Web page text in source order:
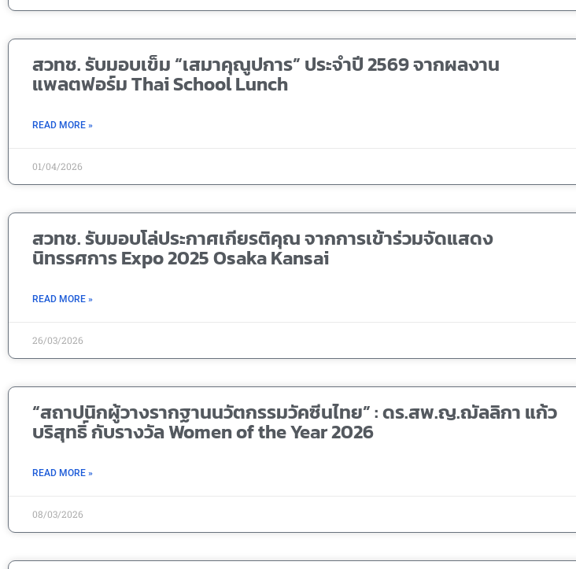
สวทช. รับมอบเข็ม “เสมาคุณูปการ” ประจำปี 2569 จากผลงาน
แพลตฟอร์ม Thai School Lunch
READ MORE »
01/04/2026
สวทช. รับมอบโล่ประกาศเกียรติคุณ จากการเข้าร่วมจัดแสดง
นิทรรศการ Expo 2025 Osaka Kansai
READ MORE »
26/03/2026
“สถาปนิกผู้วางรากฐานนวัตกรรมวัคซีนไทย” : ดร.สพ.ญ.ฌัลลิกา แก้ว
บริสุทธิ์ กับรางวัล Women of the Year 2026
READ MORE »
08/03/2026